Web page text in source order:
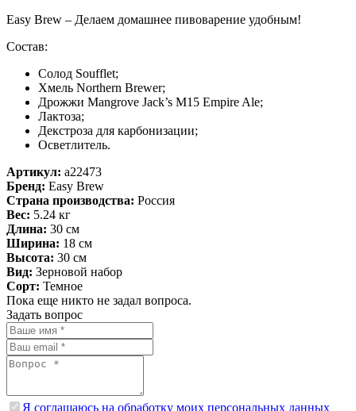
Easy Brew – Делаем домашнее пивоварение удобным!
Состав:
Солод Soufflet;
Хмель Northern Brewer;
Дрожжи Mangrove Jack’s M15 Empire Ale;
Лактоза;
Декстроза для карбонизации;
Осветлитель.
Артикул: a22473
Бренд: Easy Brew
Страна производства: Россия
Вес: 5.24 кг
Длина: 30 см
Ширина: 18 см
Высота: 30 см
Вид: Зерновой набор
Сорт: Темное
Пока еще никто не задал вопроса.
Задать вопрос
Я соглашаюсь на обработку моих персональных данных